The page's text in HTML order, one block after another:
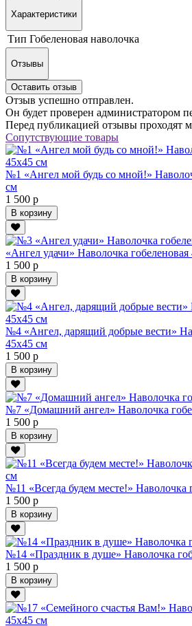
Характеристики
Тип Гобеленовая наволочка
Отзывы
Оставить отзыв
Отзыв успешно отправлен.
Он будет проверен администратором
Перед публикацией отзывы проходят
Сопутствующие товары
№1 «Ангел мой будь со мной!»
см
1 500 р
В корзину
«Ангел удачи» Наволочка
1 500 р
В корзину
№4 «Ангел, дарящий добрые вести»
45х45 см
1 500 р
В корзину
№7 «Домашний ангел» Наволочка
1 500 р
В корзину
№11 «Всегда будем месте!» Наволочка
1 500 р
В корзину
№14 «Праздник в душе» Наволочка
1 500 р
В корзину